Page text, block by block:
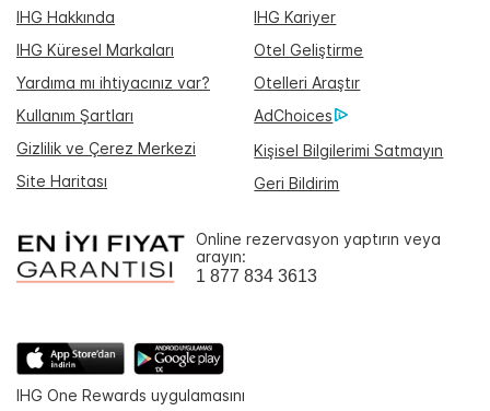
IHG Hakkında
IHG Kariyer
IHG Küresel Markaları
Otel Geliştirme
Yardıma mı ihtiyacınız var?
Otelleri Araştır
Kullanım Şartları
AdChoices
Gizlilik ve Çerez Merkezi
Kişisel Bilgilerimi Satmayın
Site Haritası
Geri Bildirim
Online rezervasyon yaptırın veya
arayın:
1 877 834 3613
IHG One Rewards uygulamasını